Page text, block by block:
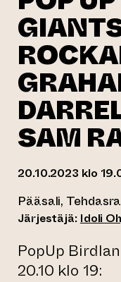
SAM
20.10.2023 klo
Pääsali,
Järjestäjä: Idoli
PopUp
20.10 klo 19: